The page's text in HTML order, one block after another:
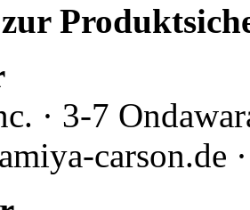
· 3-7
carson.de